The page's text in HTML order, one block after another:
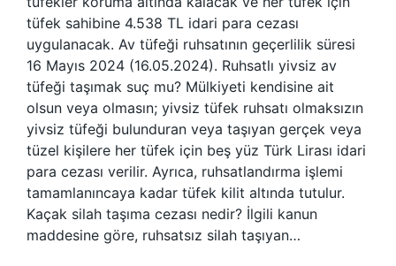
tüfek sahibine 4.538 TL idari para cezası
uygulanacak. Av tüfeği ruhsatının geçerlilik süresi
16 Mayıs 2024 (16.05.2024). Ruhsatlı yivsiz av
tüfeği taşımak suç mu? Mülkiyeti kendisine ait
olsun veya olmasın; yivsiz tüfek ruhsatı olmaksızın
yivsiz tüfeği bulunduran veya taşıyan gerçek veya
tüzel kişilere her tüfek için beş yüz Türk Lirası idari
para cezası verilir. Ayrıca, ruhsatlandırma işlemi
tamamlanıncaya kadar tüfek kilit altında tutulur.
Kaçak silah taşıma cezası nedir? İlgili kanun
maddesine göre, ruhsatsız silah taşıyan…